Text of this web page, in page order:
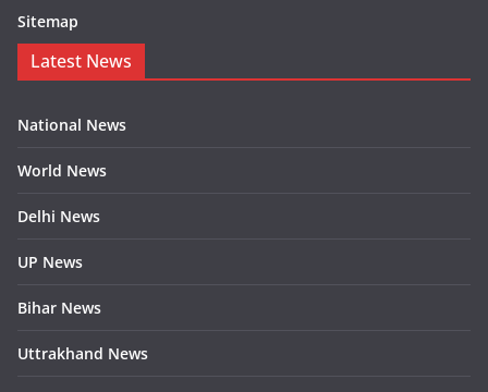
Sitemap
Latest News
National News
World News
Delhi News
UP News
Bihar News
Uttrakhand News